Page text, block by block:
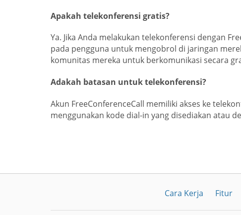
Apakah telekonferensi gratis?
Ya. Jika Anda melakukan telekonferensi dengan
pada pengguna untuk mengobrol di jaringan
komunitas mereka untuk berkomunikasi secara
Adakah batasan untuk telekonferensi?
Akun FreeConferenceCall memiliki akses ke
menggunakan kode dial-in yang disediakan atau
Cara Kerja Fitur